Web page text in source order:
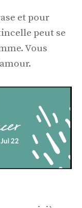
et pour
peut se
Vous